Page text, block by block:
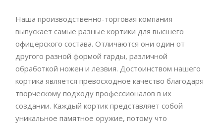
Наша производственно-торговая компания
выпускает самые разные кортики для высшего
офицерского состава. Отличаются они один от
другого разной формой гарды, различной
обработкой ножен и лезвия. Достоинством нашего
кортика является превосходное качество благодаря
творческому подходу профессионалов в их
создании. Каждый кортик представляет собой
уникальное памятное оружие, потому что